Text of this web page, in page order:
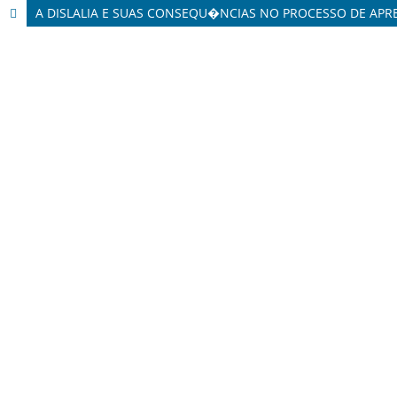
A DISLALIA E SUAS CONSEQU�NCIAS NO PROCESSO DE